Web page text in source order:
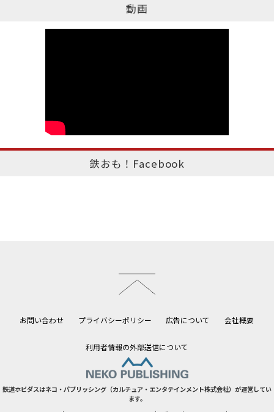
動画
鉄おも！Facebook
お問い合わせ プライバシーポリシー 広告について 会社概要
利用者情報の外部送信について
鉄道ホビダスはネコ・パブリッシング（カルチュア・エンタテインメント株式会社）が運営してい
ます。